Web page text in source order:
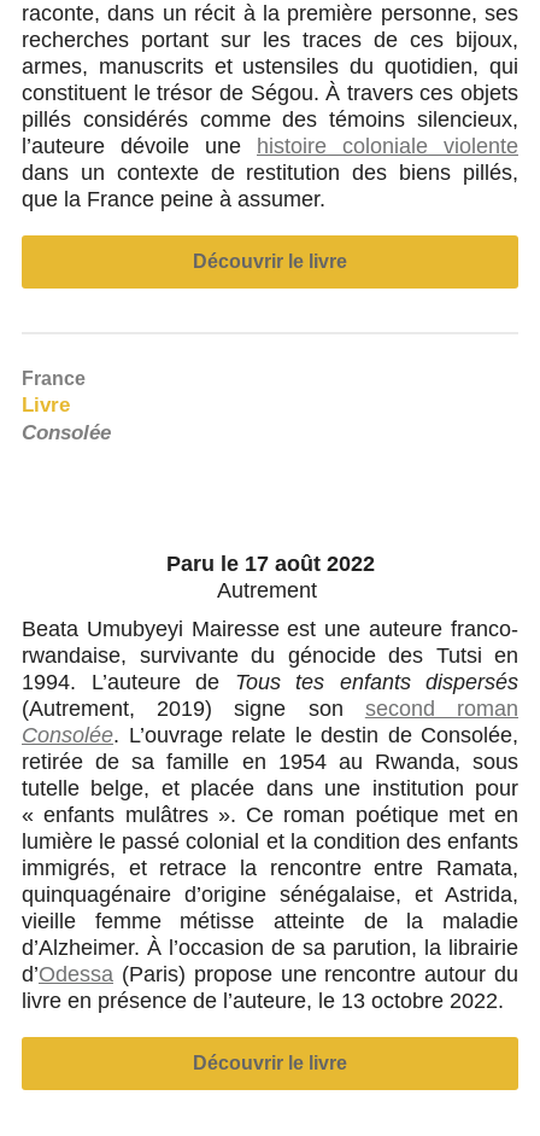
raconte, dans un récit à la première personne, ses
recherches portant sur les traces de ces bijoux,
armes, manuscrits et ustensiles du quotidien, qui
constituent le trésor de Ségou. À travers ces objets
pillés considérés comme des témoins silencieux,
l’auteure dévoile une histoire coloniale violente
dans un contexte de restitution des biens pillés,
que la France peine à assumer.
Découvrir le livre
France
Livre
Consolée
Paru le 17 août 2022
Autrement
Beata Umubyeyi Mairesse est une auteure franco-
rwandaise, survivante du génocide des Tutsi en
1994. L’auteure de Tous tes enfants dispersés
(Autrement, 2019) signe son second roman
Consolée. L’ouvrage relate le destin de Consolée,
retirée de sa famille en 1954 au Rwanda, sous
tutelle belge, et placée dans une institution pour
« enfants mulâtres ». Ce roman poétique met en
lumière le passé colonial et la condition des enfants
immigrés, et retrace la rencontre entre Ramata,
quinquagénaire d’origine sénégalaise, et Astrida,
vieille femme métisse atteinte de la maladie
d’Alzheimer. À l’occasion de sa parution, la librairie
d’Odessa (Paris) propose une rencontre autour du
livre en présence de l’auteure, le 13 octobre 2022.
Découvrir le livre